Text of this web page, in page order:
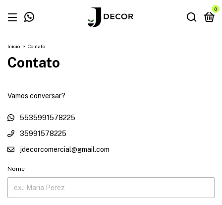
0
Início > Contato
Contato
Vamos conversar?
5535991578225
35991578225
jdecorcomercial@gmail.com
Nome